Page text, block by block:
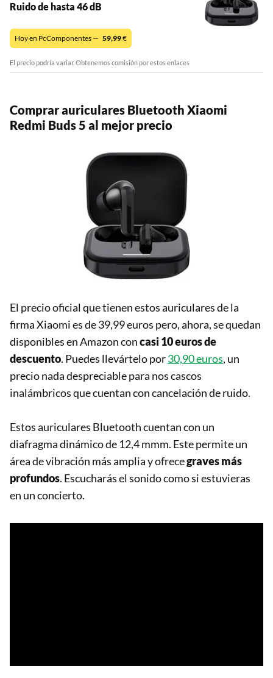
Ruido de hasta 46 dB
Hoy en PcComponentes — 59,99€
El precio podría variar. Obtenemos comisión por estos enlaces
Comprar auriculares Bluetooth Xiaomi
Redmi Buds 5 al mejor precio
El precio oficial que tienen estos auriculares de la
firma Xiaomi es de 39,99 euros pero, ahora, se quedan
disponibles en Amazon concasi 10 euros de
descuento. Puedes llevártelo por30,90 euros, un
precio nada despreciable para nos cascos
inalámbricos que cuentan con cancelación de ruido.
Estos auriculares Bluetooth cuentan con un
diafragma dinámico de 12,4 mmm. Este permite un
área de vibración más amplia y ofrecegraves más
profundos. Escucharás el sonido como si estuvieras
en un concierto.